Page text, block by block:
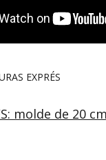
EXPRÉS
molde de 20 cm